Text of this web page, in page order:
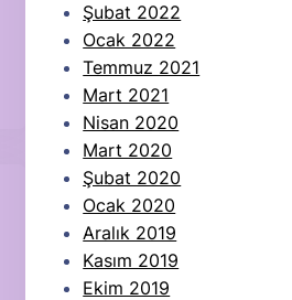
Şubat 2022
Ocak 2022
Temmuz 2021
Mart 2021
Nisan 2020
Mart 2020
Şubat 2020
Ocak 2020
Aralık 2019
Kasım 2019
Ekim 2019